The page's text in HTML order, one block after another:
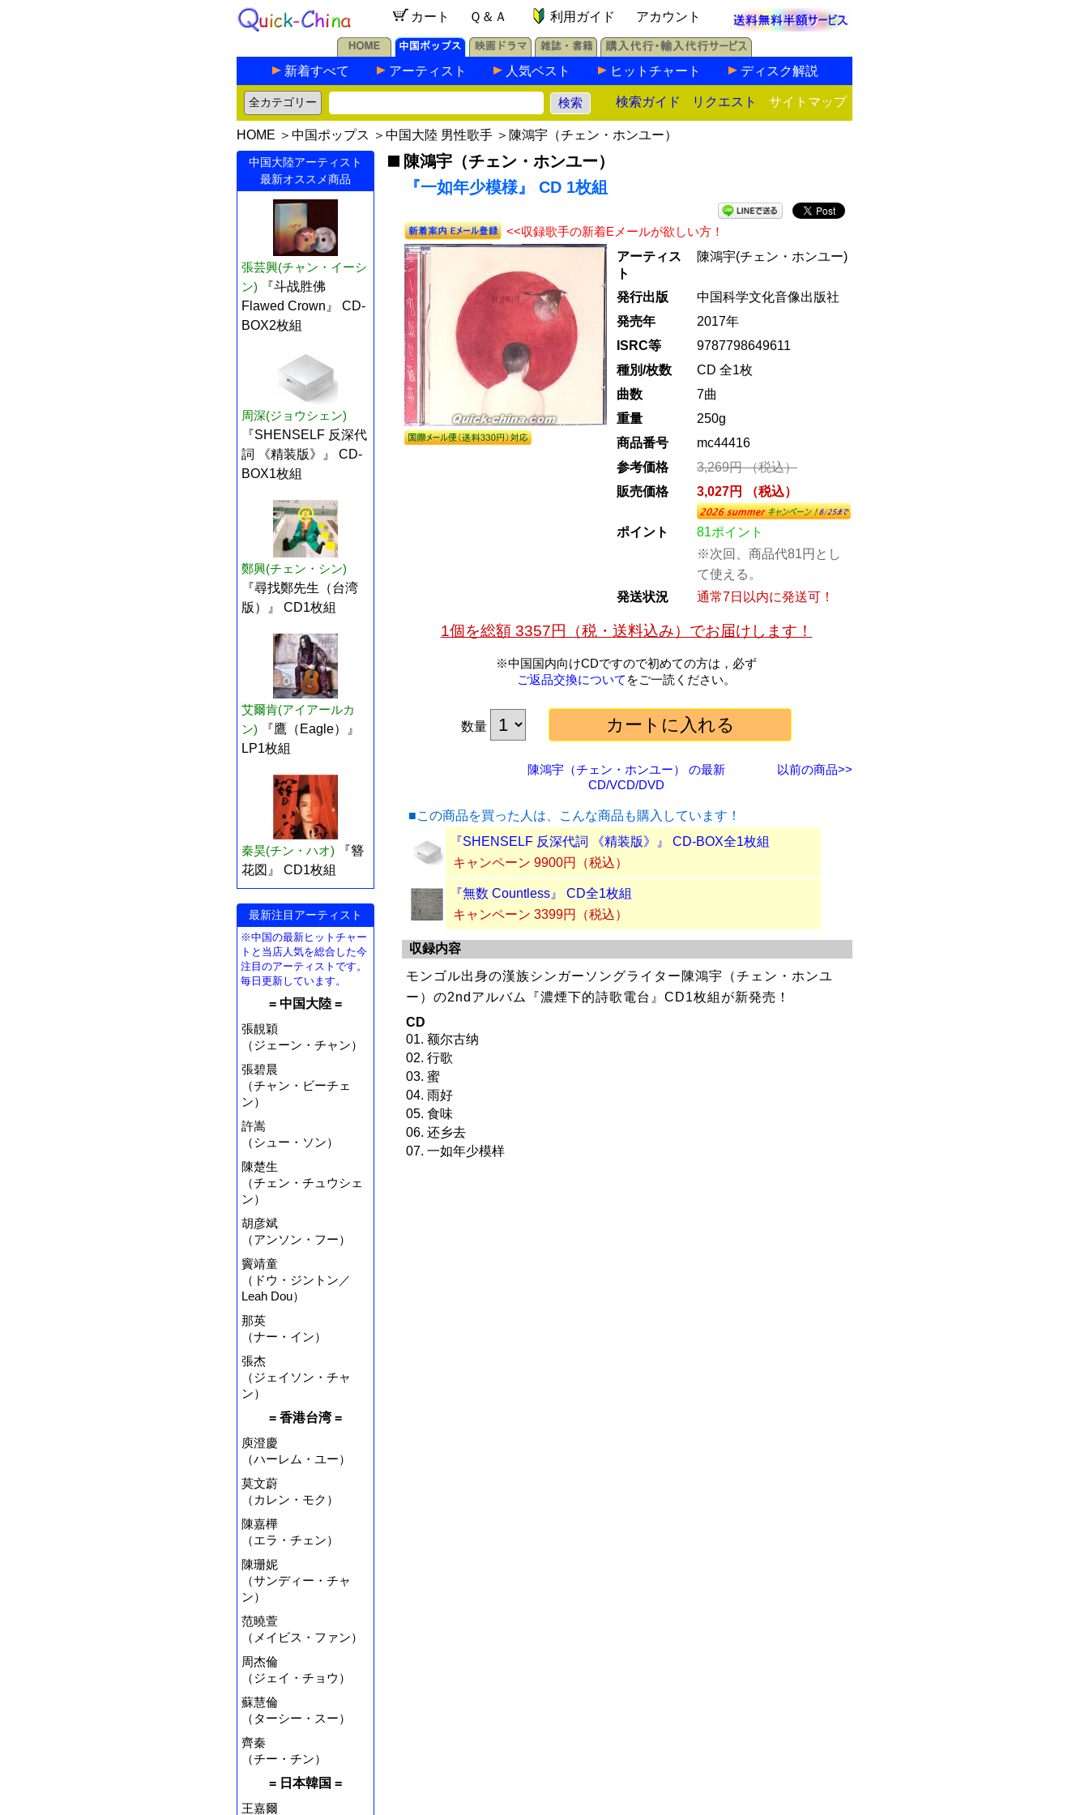
カート Ｑ＆Ａ 利用ガイド アカウント
新着すべて アーティスト 人気ベスト ヒットチャート ディスク解説
検索ガイド リクエスト サイトマップ
HOME ＞ 中国ポップス ＞ 中国大陸 男性歌手 ＞ 陳鴻宇（チェン・ホンユー）
中国大陸アーティスト
最新オススメ商品
張芸興(チャン・イーシ
ン)
『斗战胜佛
Flawed Crown』 CD-
BOX2枚組
周深(ジョウシェン)
『SHENSELF 反深代
詞 《精装版》』 CD-
BOX1枚組
鄭興(チェン・シン)
『尋找鄭先生（台湾
版）』 CD1枚組
艾爾肯(アイアールカ
ン)
『鷹（Eagle）』
LP1枚組
秦昊(チン・ハオ)
『簪
花図』 CD1枚組
最新注目アーティスト
※中国の最新ヒットチャー
トと当店人気を総合した今
注目のアーティストです。
毎日更新しています。
= 中国大陸 =
張靚穎
（ジェーン・チャン）
張碧晨
（チャン・ビーチェ
ン）
許嵩
（シュー・ソン）
陳楚生
（チェン・チュウシェ
ン）
胡彦斌
（アンソン・フー）
竇靖童
（ドウ・ジントン／
Leah Dou）
那英
（ナー・イン）
張杰
（ジェイソン・チャ
ン）
= 香港台湾 =
庾澄慶
（ハーレム・ユー）
莫文蔚
（カレン・モク）
陳嘉樺
（エラ・チェン）
陳珊妮
（サンディー・チャ
ン）
范曉萱
（メイビス・ファン）
周杰倫
（ジェイ・チョウ）
蘇慧倫
（ターシー・スー）
齊秦
（チー・チン）
= 日本韓国 =
王嘉爾
陳鴻宇（チェン・ホンユー）
『一如年少模様』 CD 1枚組
<<収録歌手の新着Eメールが欲しい方！
アーティス
ト
陳鴻宇(チェン・ホンユー)
発行出版
中国科学文化音像出版社
発売年
2017年
ISRC等
9787798649611
種別/枚数
CD 全1枚
曲数
7曲
重量
250g
商品番号
mc44416
参考価格
3,269円 （税込）
販売価格
3,027円 （税込）
ポイント
81ポイント
※次回、商品代81円とし
て使える。
発送状況
通常7日以内に発送可！
1個を総額 3357円（税・送料込み）でお届けします！
※中国国内向けCDですので初めての方は，必ず
ご返品交換について をご一読ください。
数量
以前の商品>>
陳鴻宇（チェン・ホンユー） の最新
CD/VCD/DVD
■この商品を買った人は、こんな商品も購入しています！
『SHENSELF 反深代詞 《精装版》』 CD-BOX全1枚組
キャンペーン 9900円（税込）
『無数 Countless』 CD全1枚組
キャンペーン 3399円（税込）
収録内容
モンゴル出身の漢族シンガーソングライター陳鴻宇（チェン・ホンユ
ー）の2ndアルバム『濃煙下的詩歌電台』CD1枚組が新発売！
CD
01. 额尔古纳
02. 行歌
03. 蜜
04. 雨好
05. 食味
06. 还乡去
07. 一如年少模样